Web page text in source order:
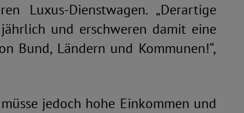
Luxus-Dienstwagen. „Derartige
und erschweren damit eine
Bund, Ländern und Kommunen!“,
jedoch hohe Einkommen und